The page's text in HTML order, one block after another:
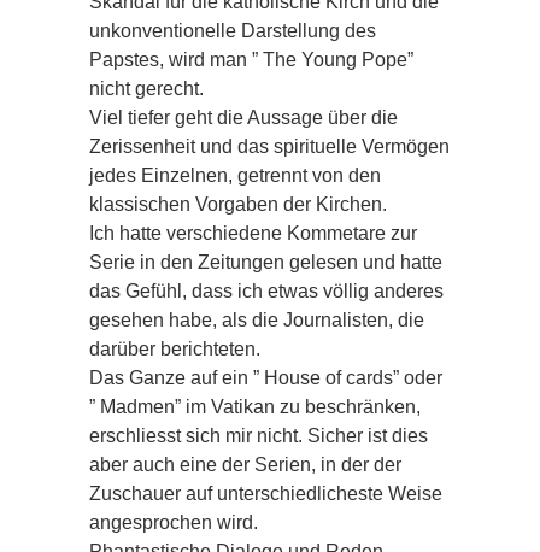
unkonventionelle Darstellung des
Papstes, wird man ” The Young Pope”
nicht gerecht.
Viel tiefer geht die Aussage über die
Zerissenheit und das spirituelle Vermögen
jedes Einzelnen, getrennt von den
klassischen Vorgaben der Kirchen.
Ich hatte verschiedene Kommetare zur
Serie in den Zeitungen gelesen und hatte
das Gefühl, dass ich etwas völlig anderes
gesehen habe, als die Journalisten, die
darüber berichteten.
Das Ganze auf ein ” House of cards” oder
” Madmen” im Vatikan zu beschränken,
erschliesst sich mir nicht. Sicher ist dies
aber auch eine der Serien, in der der
Zuschauer auf unterschiedlicheste Weise
angesprochen wird.